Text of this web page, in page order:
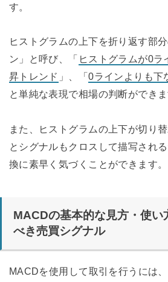
す。
ヒストグラムの上下を折り返す部
ン」と呼び、「 ヒストグラムが0ラ
昇トレンド 」、「0ラインよりも下
と単純な表現で相場の判断ができま
また、ヒストグラムの上下が切り
とシグナルもクロスして描写され
換に素早く気づくことができます。
MACDの基本的な見方・使い
べき売買シグナル
MACDを使用して取引を行うには